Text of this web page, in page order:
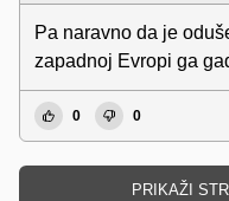
Pa naravno da je
zapadnoj Evropi ga
0 0
PRIKAŽI